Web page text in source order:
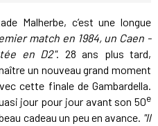
Malherbe, c’est une longue
match en 1984, un Caen -
en D2". 28 ans plus tard,
un nouveau grand moment
cette finale de Gambardella.
jour pour jour avant son 50e
cadeau un peu en avance. "Il